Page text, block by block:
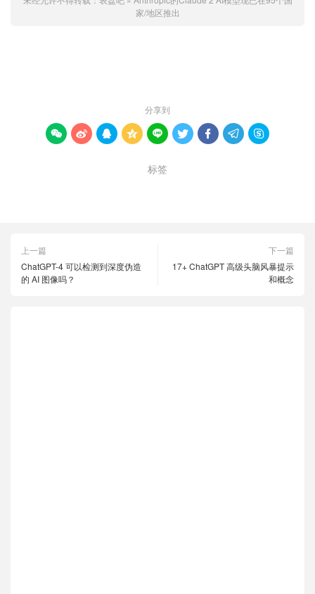
家/地区推出
分享到
        
标签
上一篇
ChatGPT-4 可以检测到深度伪造
的 AI 图像吗？
下一篇
17+ ChatGPT 高级头脑风暴提示
和概念